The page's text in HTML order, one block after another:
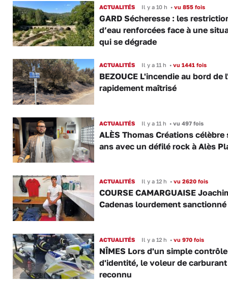
ACTUALITÉS Il y a 10 h •vu 855 fois
GARD Sécheresse : les
d’eau renforcées face à une
qui se dégrade
ACTUALITÉS Il y a 11 h •vu 1441 fois
BEZOUCE L'incendie au bord de
rapidement maîtrisé
ACTUALITÉS Il y a 11 h •vu 497 fois
ALÈS Thomas Créations célèbre
ans avec un défilé rock à Alès
ACTUALITÉS Il y a 12 h •vu 2620 fois
COURSE CAMARGUAISE
Cadenas lourdement sanctionné
ACTUALITÉS Il y a 12 h •vu 970 fois
NÎMES Lors d'un simple contrôle
d'identité, le voleur de
reconnu